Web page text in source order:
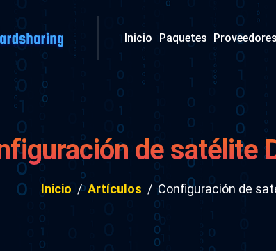
Inicio Paquetes Proveedores
de satélite
guía
Inicio Artículos Configuración de